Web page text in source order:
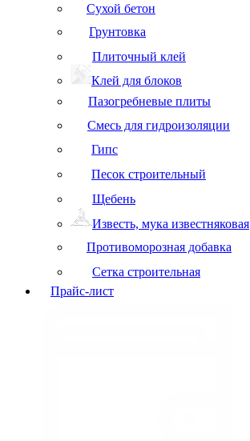
Сухой бетон
Грунтовка
Плиточный клей
Клей для блоков
Пазогребневые плиты
Смесь для гидроизоляции
Гипс
Песок строительный
Щебень
Известь, мука известняковая
Противоморозная добавка
Сетка строительная
Прайс-лист